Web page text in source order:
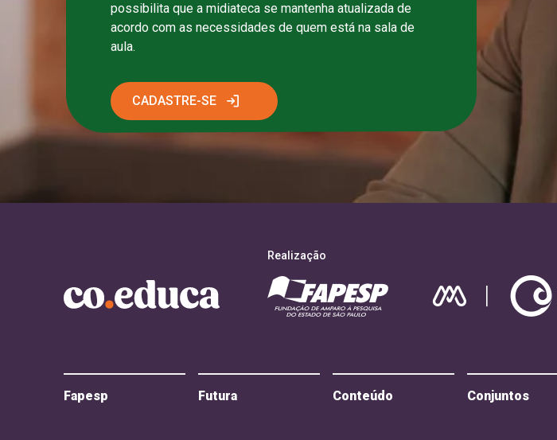
possibilita que a midiateca se mantenha atualizada de
acordo com as necessidades de quem está na sala de
aula.
CADASTRE-SE
Realização
Fapesp Futura Conteúdo Conjuntos